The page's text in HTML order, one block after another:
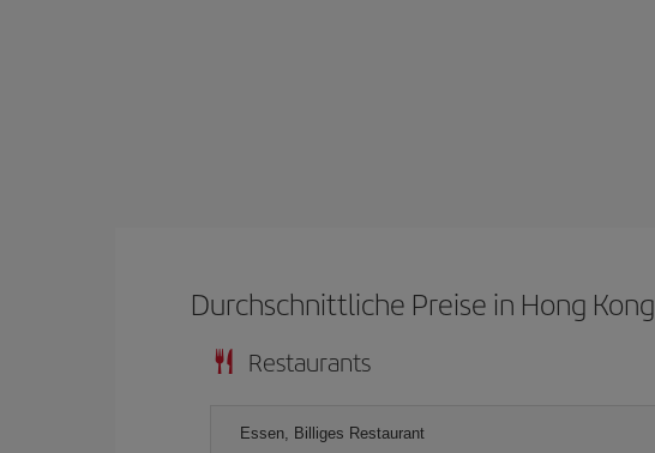
Durchschnittliche Preise in Hong Kong
Restaurants
Essen, Billiges Restaurant